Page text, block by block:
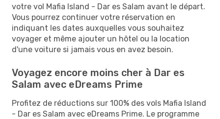
votre vol Mafia Island - Dar es Salam avant le départ.
Vous pourrez continuer votre réservation en
indiquant les dates auxquelles vous souhaitez
voyager et même ajouter un hôtel ou la location
d'une voiture si jamais vous en avez besoin.
Voyagez encore moins cher à Dar es
Salam avec eDreams Prime
Profitez de réductions sur 100% des vols Mafia Island
- Dar es Salam avec eDreams Prime. Le programme